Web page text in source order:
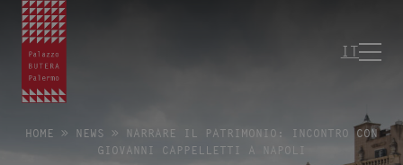
IT
HOME » NEWS »
NARRARE IL PATRIMONIO: INCONTRO CON
GIOVANNI CAPPELLETTI A NAPOLI